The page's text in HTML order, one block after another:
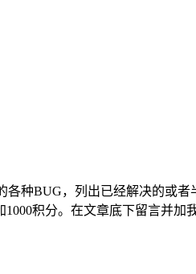
各种BUG，列出已经解决的或
积分。在文章底下留言并加